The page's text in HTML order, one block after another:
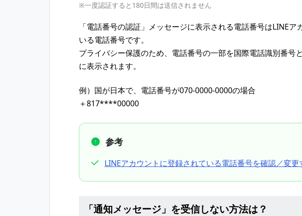
※一度認証すると180日間は送信されません
「電話番号の認証」メッセージに表示される電話番号はLINEア
いる電話番号です。
プライバシー保護のため、電話番号の一部を国際電話識別番号
に表示されます。
例）国が日本で、電話番号が070-0000-0000の場合
＋817****00000
参考
LINEアカウントに登録されている電話番号を確認／変更
「通知メッセージ」を受信しない方法は？